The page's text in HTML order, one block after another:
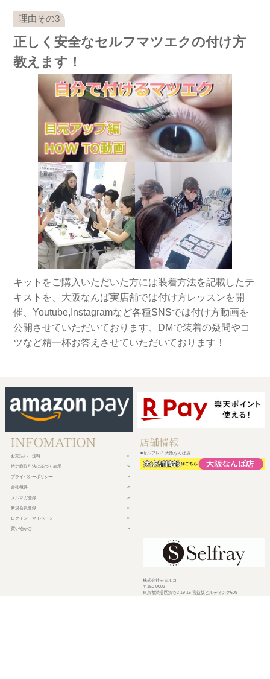
正しく安全なセルフマツエクの付け方
教えます！
キットをご購入いただいた方には装着方法を記載したテ
キストを、大阪なんば実店舗では付け方レッスンを開
催、Youtube,Instagramなど各種SNSでは付け方動画を
公開させていただいております、DMで装着の疑問やコ
ツなど精一杯お答えさせていただいております！
お支払い・送料
特定商取引法に基づく表示
プライバシーポリシー
会社概要
メルマガ登録
新規会員登録
ログイン・マイページ
買い物かご
■セルフレイ 大阪なんば店
株式会社チェルコ
〒150-0002
東京都渋谷区渋谷2-19-15 宮益坂ビルディング609